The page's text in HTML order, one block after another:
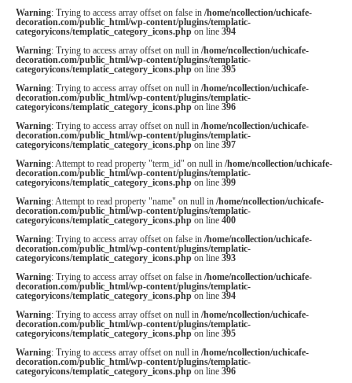
Warning: Trying to access array offset on false in /home/ncollection/uchicafe-
decoration.com/public_html/wp-content/plugins/templatic-
categoryicons/templatic_category_icons.phpon line 394
Warning: Trying to access array offset on null in /home/ncollection/uchicafe-
decoration.com/public_html/wp-content/plugins/templatic-
categoryicons/templatic_category_icons.phpon line 395
Warning: Trying to access array offset on null in /home/ncollection/uchicafe-
decoration.com/public_html/wp-content/plugins/templatic-
categoryicons/templatic_category_icons.phpon line 396
Warning: Trying to access array offset on null in /home/ncollection/uchicafe-
decoration.com/public_html/wp-content/plugins/templatic-
categoryicons/templatic_category_icons.phpon line 397
Warning: Attempt to read property "term_id" on null in /home/ncollection/uchicafe-
decoration.com/public_html/wp-content/plugins/templatic-
categoryicons/templatic_category_icons.phpon line 399
Warning: Attempt to read property "name" on null in /home/ncollection/uchicafe-
decoration.com/public_html/wp-content/plugins/templatic-
categoryicons/templatic_category_icons.phpon line 400
Warning: Trying to access array offset on false in /home/ncollection/uchicafe-
decoration.com/public_html/wp-content/plugins/templatic-
categoryicons/templatic_category_icons.phpon line 393
Warning: Trying to access array offset on false in /home/ncollection/uchicafe-
decoration.com/public_html/wp-content/plugins/templatic-
categoryicons/templatic_category_icons.phpon line 394
Warning: Trying to access array offset on null in /home/ncollection/uchicafe-
decoration.com/public_html/wp-content/plugins/templatic-
categoryicons/templatic_category_icons.phpon line 395
Warning: Trying to access array offset on null in /home/ncollection/uchicafe-
decoration.com/public_html/wp-content/plugins/templatic-
categoryicons/templatic_category_icons.phpon line 396